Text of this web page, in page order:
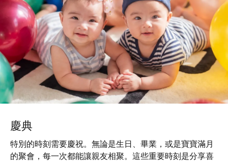
容
慶典
特別的時刻需要慶祝。無論是生日、畢業，或是寶寶滿月
的聚會，每一次都能讓親友相聚。這些重要時刻是分享喜